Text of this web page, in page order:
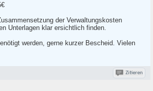
der Verwaltungskosten
Unterlagen klar ersichtlich finden.
werden, gerne kurzer Bescheid. Vielen
Zitieren